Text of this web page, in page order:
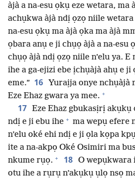
àjà a na-esu ọkụ eze wetara, ma
achụkwa àjà ndị ọzọ niile wetara
na-esu ọkụ ma àjà ọka ma àjà
ọbara anụ e ji chụọ àjà a na-esu
chụọ àjà ndị ọzọ niile n’elu ya. E
ihe a ga-ejizi ebe ịchụàjà ahụ e ji
eme.” 16
Yuraịja onye nchụàjà
Eze Ehaz gwara ya mee. +
17 Eze Ehaz gbukasịrị akụkụ
ndị e ji ebu ihe + ma wepụ efere
n’elu oké ehi ndị e ji ọla kọpa
ite a na-akpọ Oké Osimiri ma
nkume rụọ. + 18 O wepụkwara
otu ihe a rụrụ n’akụkụ ụlọ nsọ